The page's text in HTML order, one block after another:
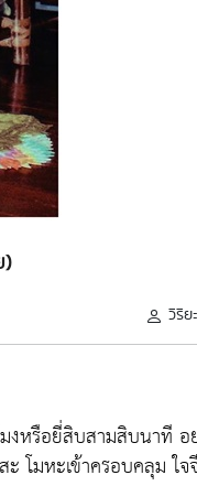
)
วิริย
งหรือยี่สิบสามสิบนาที อ
โมหะเข้าครอบคลุม ใจ